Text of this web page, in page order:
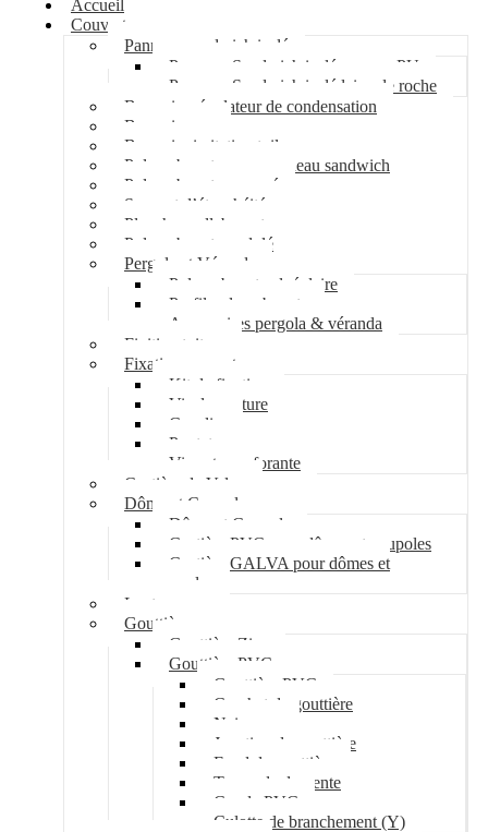
Accueil
Couverture
Panneau sandwich isolé
Panneau Sandwich isolé mousse PU
Panneau Sandwich isolé laine de roche
Bac acier régulateur de condensation
Bac acier sec
Bac acier imitation tuile
Polycarbonate pour panneau sandwich
Polycarbonate nervuré
Support d’étanchéité
Plancher collaborant
Polycarbonate ondulé
Pergola et Véranda
Polycarbonate alvéolaire
Profil polycarbonate
Accessoires pergola & véranda
Finition toiture
Fixation couverture
Kit de fixation
Vis de couture
Cavalier
Pontet
Vis auto-perforante
Costière de Velux
Dôme et Coupole
Dôme et Coupole
Costière PVC pour dômes et coupoles
Costière GALVA pour dômes et
coupoles
Lanterneau
Gouttière
Gouttière Zinc
Gouttière PVC
Gouttière PVC
Crochet de gouttière
Naissance
Jonction de gouttière
Fond de gouttière
Tuyau de descente
Coude PVC
Culotte de branchement (Y)